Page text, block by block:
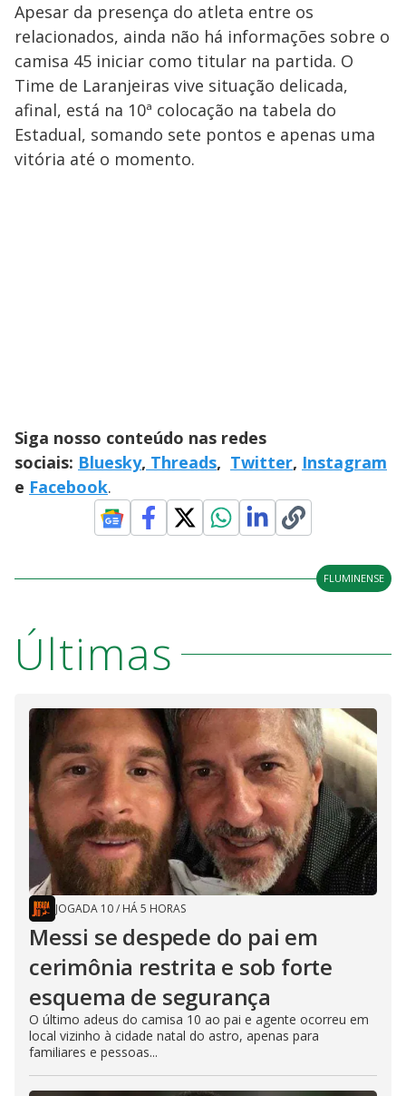
Apesar da presença do atleta entre os
relacionados, ainda não há informações sobre o
camisa 45 iniciar como titular na partida. O
Time de Laranjeiras vive situação delicada,
afinal, está na 10ª colocação na tabela do
Estadual, somando sete pontos e apenas uma
vitória até o momento.
Siga nosso conteúdo nas redes
sociais: Bluesky, Threads, Twitter, Instagram
e Facebook.
FLUMINENSE
Últimas
JOGADA 10/ HÁ 5 HORAS
Messi se despede do pai em
cerimônia restrita e sob forte
esquema de segurança
O último adeus do camisa 10 ao pai e agente ocorreu em
local vizinho à cidade natal do astro, apenas para
familiares e pessoas...